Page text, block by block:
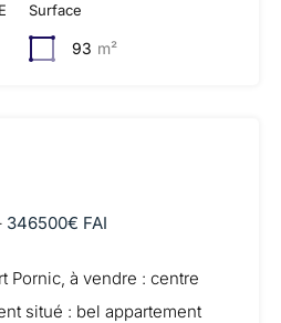
Surface
93 m²
346500€ FAI
Pornic, à vendre : centre
situé : bel appartement